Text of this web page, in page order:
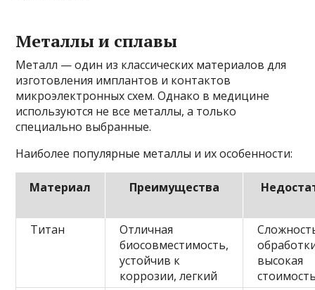
Металлы и сплавы
Металл — один из классических материалов для
изготовления имплантов и контактов
микроэлектронных схем. Однако в медицине
используются не все металлы, а только
специально выбранные.
Наиболее популярные металлы и их особенности:
Материал Преимущества
Титан
Отличная
биосовместимость,
устойчив к
коррозии, легкий
высокая